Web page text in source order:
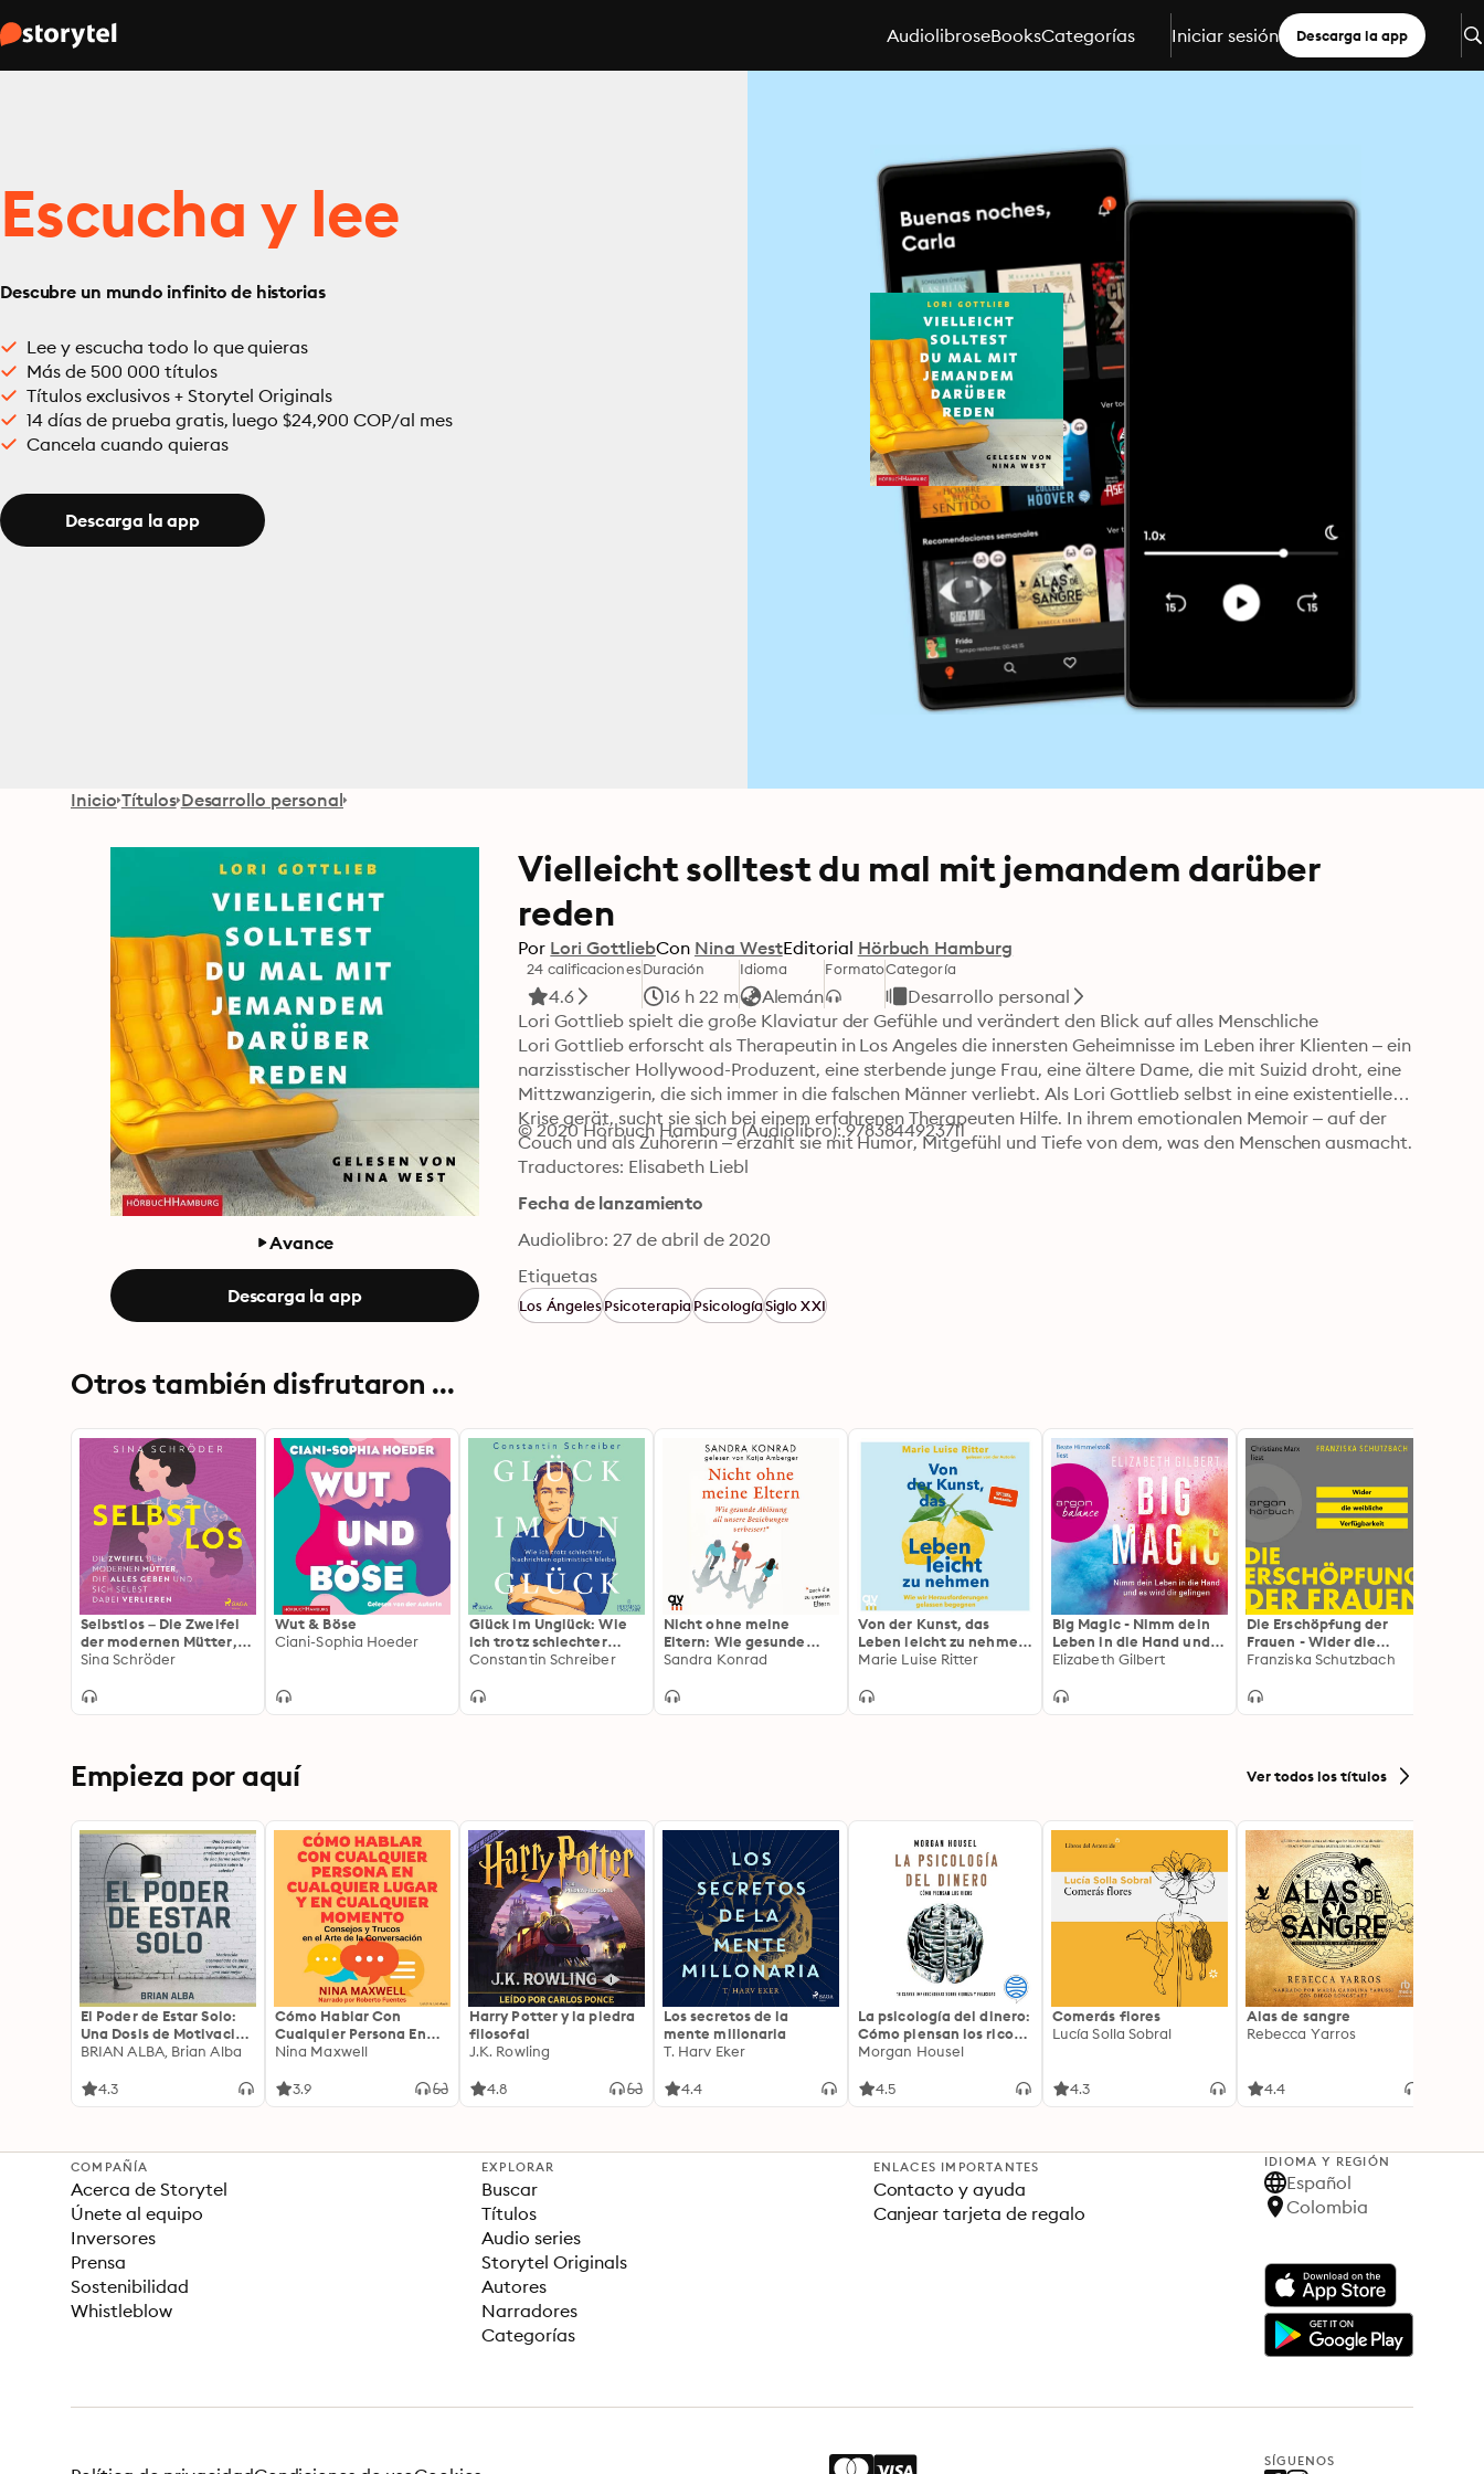
AudiolibroseBooksCategorías Iniciar sesión Descarga la app
Escucha y lee
Descubre un mundo infinito de historias
Lee y escucha todo lo que quieras
Más de 500 000 títulos
Títulos exclusivos + Storytel Originals
14 días de prueba gratis, luego $24,900 COP/al mes
Cancela cuando quieras
Descarga la app
Inicio Títulos Desarrollo personal
Avance
Descarga la app
Vielleicht solltest du mal mit jemandem darüber
reden
Por Lori GottliebCon Nina WestEditorial Hörbuch Hamburg
24 calificaciones
4.6
Duración
16 h 22 m
Idioma
Alemán
FormatoCategoría
Desarrollo personal
Lori Gottlieb spielt die große Klaviatur der Gefühle und verändert den Blick auf alles Menschliche
Lori Gottlieb erforscht als Therapeutin in Los Angeles die innersten Geheimnisse im Leben ihrer Klienten – ein
narzisstischer Hollywood-Produzent, eine sterbende junge Frau, eine ältere Dame, die mit Suizid droht, eine
Mittzwanzigerin, die sich immer in die falschen Männer verliebt. Als Lori Gottlieb selbst in eine existentielle
Krise gerät, sucht sie sich bei einem erfahrenen Therapeuten Hilfe. In ihrem emotionalen Memoir – auf der
Couch und als Zuhörerin – erzählt sie mit Humor, Mitgefühl und Tiefe von dem, was den Menschen ausmacht.
© 2020 Hörbuch Hamburg (Audiolibro): 9783844923711
Traductores: Elisabeth Liebl
Fecha de lanzamiento
Audiolibro: 27 de abril de 2020
Etiquetas
Los ÁngelesPsicoterapiaPsicologíaSiglo XXI
Otros también disfrutaron ...
Selbstlos – Die Zweifel
der modernen Mütter,
die alles geben und sich
Sina Schröder
Wut & Böse
Ciani-Sophia Hoeder
Glück im Unglück: Wie
ich trotz schlechter
Nachrichten
Constantin Schreiber
Nicht ohne meine
Eltern: Wie gesunde
Ablösung all unsere
- auch die zu unseren
Sandra Konrad
Von der Kunst, das
Leben leicht zu nehmen:
Wie wir
gelassen begegnen | 35
Marie Luise Ritter
Big Magic - Nimm dein
Leben in die Hand und
es wird dir gelingen
Elizabeth Gilbert
Die Erschöpfung der
Frauen - Wider die
weibliche Verfügbarkeit
Wider die weibliche
Franziska Schutzbach
Empieza por aquí Ver todos los títulos
El Poder de Estar Solo:
Una Dosis de Motivación
Acompañada de Ideas
una Vida Mejor
BRIAN ALBA, Brian Alba
4.3
Cómo Hablar Con
Cualquier Persona En
Cualquier Lugar Y En
Nina Maxwell
3.9
Harry Potter y la piedra
filosofal
J.K. Rowling
4.8
Los secretos de la
mente millonaria
T. Harv Eker
4.4
La psicología del dinero:
Cómo piensan los ricos:
18 claves imperecederas
Morgan Housel
4.5
Comerás flores
Lucía Solla Sobral
4.3
Alas de sangre
Rebecca Yarros
4.4
COMPAÑÍA
Acerca de Storytel
Únete al equipo
Inversores
Prensa
Sostenibilidad
Whistleblow
EXPLORAR
Buscar
Títulos
Audio series
Storytel Originals
Autores
Narradores
Categorías
ENLACES IMPORTANTES
Contacto y ayuda
Canjear tarjeta de regalo
IDIOMA Y REGIÓN
Español
Colombia
SÍGUENOS